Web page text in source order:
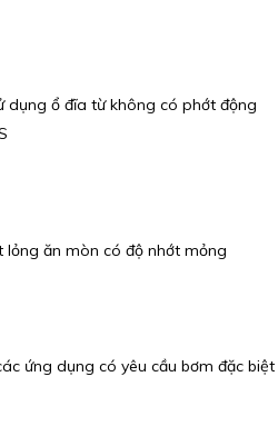
dụng ổ đĩa từ không có phớt động
ăn mòn có độ nhớt mỏng
ứng dụng có yêu cầu bơm đặc biệt